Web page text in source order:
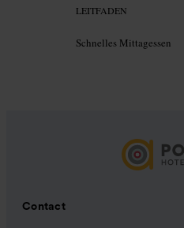
LEITFADEN
Schnelles Mittagessen
Contact